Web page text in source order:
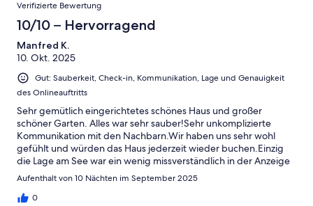
Schlecht
Ungenügend
Verifizierte Bewertung
10/10 – Hervorragend
Manfred K.
10. Okt. 2025
Gut: Sauberkeit, Check-in, Kommunikation, Lage und Genauigkeit
des Onlineauftritts
Sehr gemütlich eingerichtetes schönes Haus und großer
schöner Garten. Alles war sehr sauber!Sehr unkomplizierte
Kommunikation mit den Nachbarn.Wir haben uns sehr wohl
gefühlt und würden das Haus jederzeit wieder buchen.Einzig
die Lage am See war ein wenig missverständlich in der Anzeige
dargestellt. Das Haus liegt zwar fast am Ufer hat aber keinen
direkten Zugang zum See.Insgesamt sehr verdiente 5 von 5
Sternen.
Aufenthalt von 10 Nächten im September 2025
0